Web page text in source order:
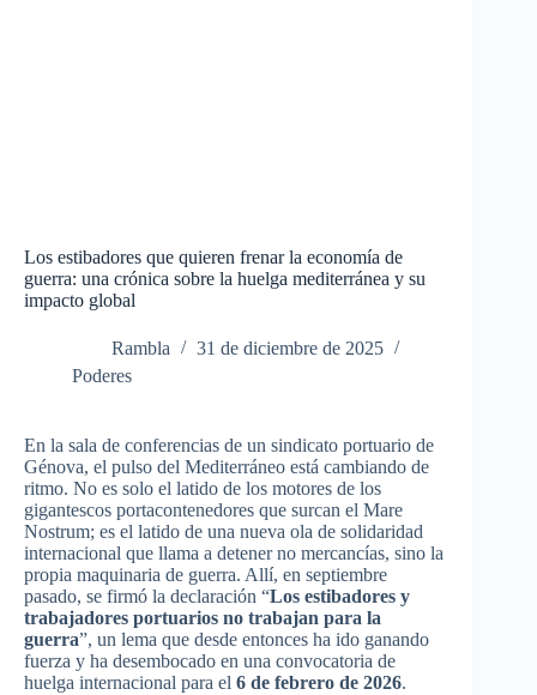
Los estibadores que quieren frenar la economía de
guerra: una crónica sobre la huelga mediterránea y su
impacto global
Rambla
31 de diciembre de 2025
Poderes
En la sala de conferencias de un sindicato portuario de
Génova, el pulso del Mediterráneo está cambiando de
ritmo. No es solo el latido de los motores de los
gigantescos portacontenedores que surcan el Mare
Nostrum; es el latido de una nueva ola de solidaridad
internacional que llama a detener no mercancías, sino la
propia maquinaria de guerra. Allí, en septiembre
pasado, se firmó la declaración “Los estibadores y
trabajadores portuarios no trabajan para la
guerra”, un lema que desde entonces ha ido ganando
fuerza y ha desembocado en una convocatoria de
huelga internacional para el 6 de febrero de 2026.